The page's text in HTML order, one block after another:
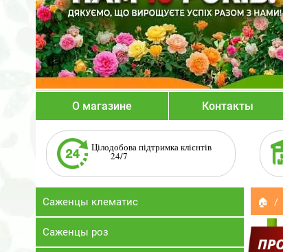
О магазине Контакты
Цілодобова підтримка клієнтів
24/7
Саженцы клематис
Саженцы роз
🏠